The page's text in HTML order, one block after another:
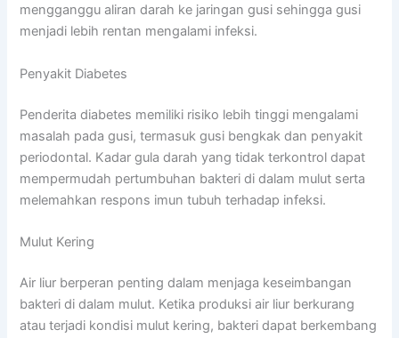
mengganggu aliran darah ke jaringan gusi sehingga gusi
menjadi lebih rentan mengalami infeksi.
Penyakit Diabetes
Penderita diabetes memiliki risiko lebih tinggi mengalami
masalah pada gusi, termasuk gusi bengkak dan penyakit
periodontal. Kadar gula darah yang tidak terkontrol dapat
mempermudah pertumbuhan bakteri di dalam mulut serta
melemahkan respons imun tubuh terhadap infeksi.
Mulut Kering
Air liur berperan penting dalam menjaga keseimbangan
bakteri di dalam mulut. Ketika produksi air liur berkurang
atau terjadi kondisi mulut kering, bakteri dapat berkembang